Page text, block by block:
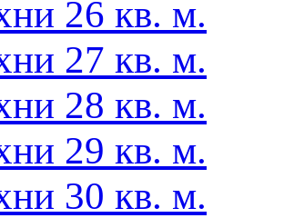
26 кв. м.
27 кв. м.
28 кв. м.
29 кв. м.
30 кв. м.